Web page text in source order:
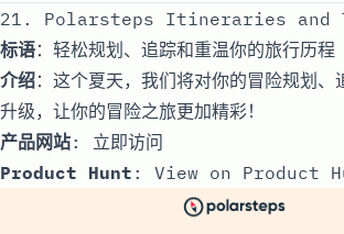
21. Polarsteps Itineraries and
标语：轻松规划、追踪和重温你的旅行历程
介绍：这个夏天，我们将对你的冒险规划、
升级，让你的冒险之旅更加精彩！
产品网站: 立即访问
Product Hunt : View on Product